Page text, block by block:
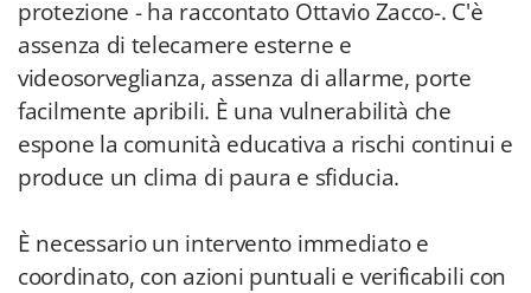
protezione - ha raccontato Ottavio Zacco-. C'è
assenza di telecamere esterne e
videosorveglianza, assenza di allarme, porte
facilmente apribili. È una vulnerabilità che
espone la comunità educativa a rischi continui e
produce un clima di paura e sfiducia.
È necessario un intervento immediato e
coordinato, con azioni puntuali e verificabili con